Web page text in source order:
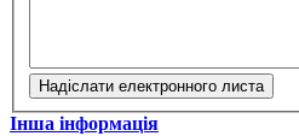
Надіслати електронного листа
Інша інформація